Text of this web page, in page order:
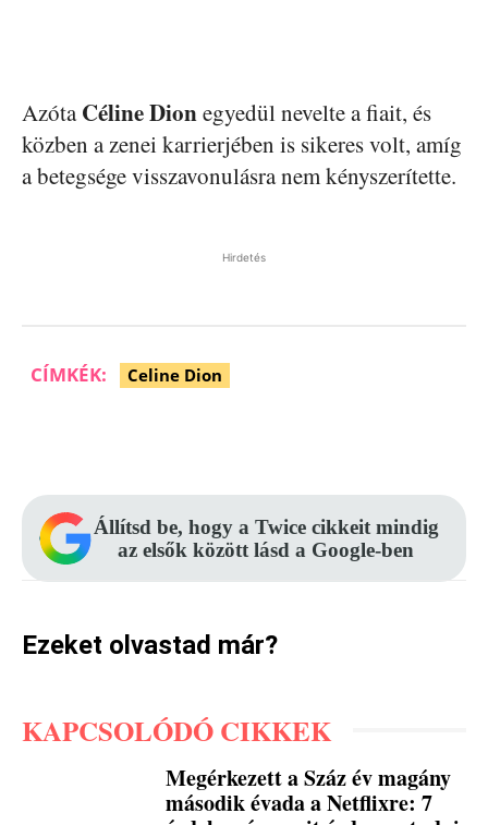
AzótaCéline Dionegyedül nevelte a fiait, és
közben a zenei karrierjében is sikeres volt, amíg
a betegsége visszavonulásra nem kényszerítette.
Hirdetés
CÍMKÉK: Celine Dion
Állítsd be, hogy a Twice cikkeit mindig
az elsők között lásd a Google-ben
Ezeket olvastad már?
KAPCSOLÓDÓ CIKKEK
Megérkezett a Száz év magány
második évada a Netflixre: 7